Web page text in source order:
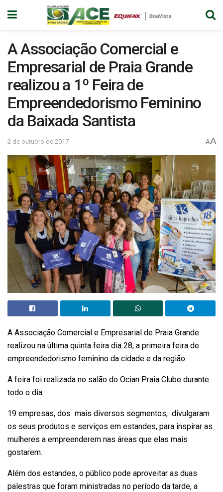
A Associação Comercial e
Empresarial de Praia Grande
realizou a 1º Feira de
Empreendedorismo Feminino
da Baixada Santista
2 de outubro de 2017 AA
A Associação Comercial e Empresarial de Praia Grande
realizou na última quinta feira dia 28, a primeira feira de
empreendedorismo feminino da cidade e da região.
A feira foi realizada no salão do Ocian Praia Clube durante
todo o dia.
19 empresas, dos mais diversos segmentos, divulgaram
os seus produtos e serviços em estandes, para inspirar as
mulheres a empreenderem nas áreas que elas mais
gostarem.
Além dos estandes, o público pode aproveitar as duas
palestras que foram ministradas no período da tarde, a